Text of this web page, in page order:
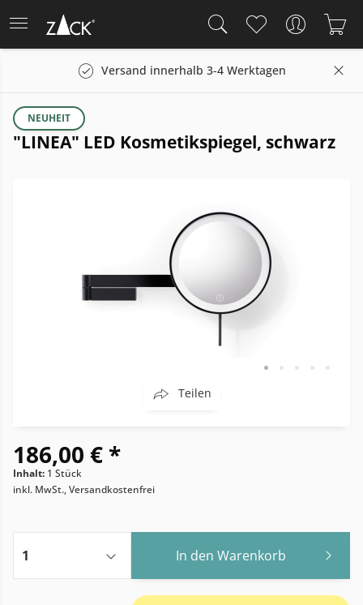
Versand innerhalb 3-4 Werktagen
"LINEA" LED Kosmetikspiegel, schwarz
NEUHEIT
Teilen
186,00 € *
Inhalt: 1 Stück
inkl. MwSt., Versandkostenfrei
In den Warenkorb